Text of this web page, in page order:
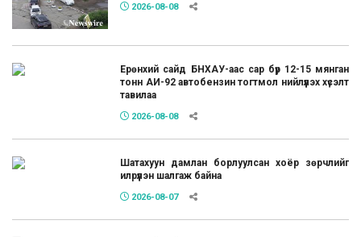
2026-08-08
Ерөнхий сайд БНХАУ-аас сар бүр 12-15 мянган
тонн АИ-92 автобензин тогтмол нийлүүлэх хүсэлт
тавилаа
2026-08-08
Шатахуун дамлан борлуулсан хоёр зөрчлийг
илрүүлэн шалгаж байна
2026-08-07